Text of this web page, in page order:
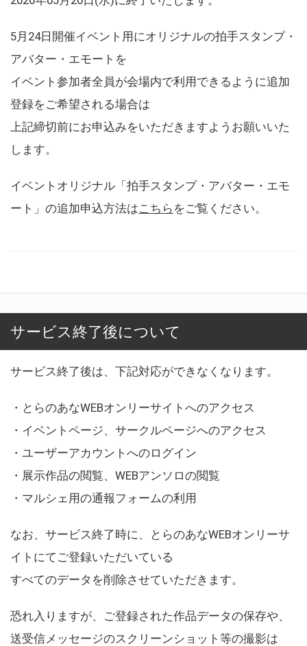
5月24日開催イベント用にオリジナルの拍手スタンプ・
アバター・エモートを
イベント参加者全員が会場内で利用できるように追加
登録をご希望される場合は
上記締切前にお申込みをいただきますようお願いいた
します。
イベントオリジナル「拍手スタンプ・アバター・エモ
ート」の追加申込方法はこちら をご覧ください。
サービス終了後について
サービス終了後は、下記対応ができなくなります。
・とらのあなWEBオンリーサイトへのアクセス
・イベントページ、サークルページへのアクセス
・ユーザーアカウントへのログイン
・展示作品の閲覧、WEBアンソロの閲覧
・マルシェ用の通報フォームの利用
なお、サービス終了時に、とらのあなWEBオンリーサ
イトにてご登録いただいている
すべてのデータを削除させていただきます。
恐れ入りますが、ご登録された作品データの保存や、
送受信メッセージのスクリーンショット等の撮影は